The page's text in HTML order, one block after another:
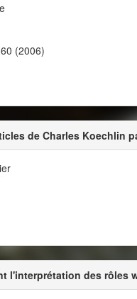
(2006)
de Charles Koechlin
l'interprétation des rôles